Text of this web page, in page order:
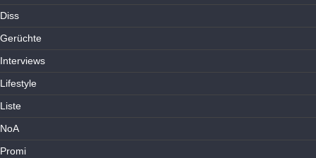
Diss
Gerüchte
Interviews
Lifestyle
Liste
NoA
Promi